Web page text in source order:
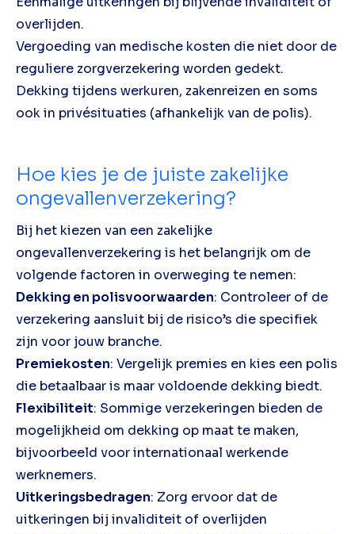
overlijden.
Vergoeding van medische kosten die niet door de
reguliere zorgverzekering worden gedekt.
Dekking tijdens werkuren, zakenreizen en soms
ook in privésituaties (afhankelijk van de polis).
Hoe kies je de juiste zakelijke
ongevallenverzekering?
Bij het kiezen van een zakelijke
ongevallenverzekering is het belangrijk om de
volgende factoren in overweging te nemen:
Dekking en polisvoorwaarden: Controleer of de
verzekering aansluit bij de risico’s die specifiek
zijn voor jouw branche.
Premiekosten: Vergelijk premies en kies een polis
die betaalbaar is maar voldoende dekking biedt.
Flexibiliteit: Sommige verzekeringen bieden de
mogelijkheid om dekking op maat te maken,
bijvoorbeeld voor internationaal werkende
werknemers.
Uitkeringsbedragen: Zorg ervoor dat de
uitkeringen bij invaliditeit of overlijden